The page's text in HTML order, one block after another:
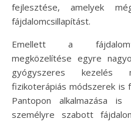
fejlesztése, amelyek
fájdalomcsillapítást.
Emellett a
megközelítése egyre
gyógyszeres kezelés
fizikoterápiás módszerek is
Pantopon alkalmazása
személyre szabott